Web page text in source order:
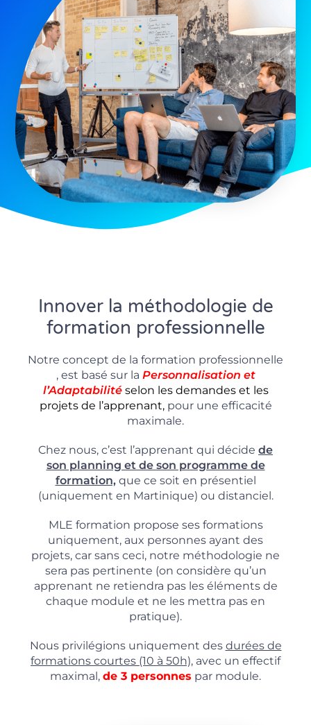
Innover la méthodologie de
formation professionnelle
Notre concept de la formation professionnelle
, est basé sur la Personnalisation et
l’Adaptabilité selon les demandes et les
projets de l’apprenant,pour une efficacité
maximale.
Chez nous, c’est l’apprenant qui décide de
son planning et de son programme de
formation,que ce soit en présentiel
(uniquement en Martinique) ou distanciel.
MLE formation propose ses formations
uniquement, aux personnes ayant des
projets, car sans ceci, notre méthodologie ne
sera pas pertinente (on considère qu’un
apprenant ne retiendra pas les éléments de
chaque module et ne les mettra pas en
pratique).
Nous privilégions uniquement des durées de
formations courtes (10 à 50h), avec un effectif
maximal, de 3 personnes par module.